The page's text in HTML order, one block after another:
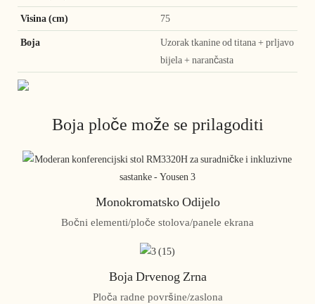
Visina (cm) 75
Boja
Uzorak tkanine od titana + prljavo
bijela + narančasta
Boja ploče može se prilagoditi
Monokromatsko Odijelo
Bočni elementi/ploče stolova/panele ekrana
Boja Drvenog Zrna
Ploča radne površine/zaslona